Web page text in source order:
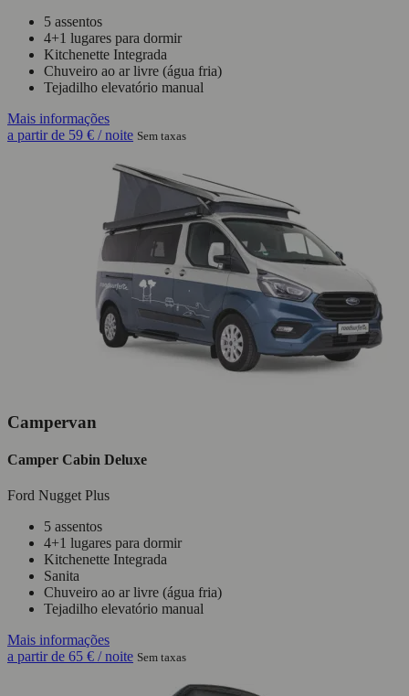
5 assentos
4+1 lugares para dormir
Kitchenette Integrada
Chuveiro ao ar livre (água fria)
Tejadilho elevatório manual
Mais informações
a partir de 59 € / noite Sem taxas
Campervan
Camper Cabin Deluxe
Ford Nugget Plus
5 assentos
4+1 lugares para dormir
Kitchenette Integrada
Sanita
Chuveiro ao ar livre (água fria)
Tejadilho elevatório manual
Mais informações
a partir de 65 € / noite Sem taxas